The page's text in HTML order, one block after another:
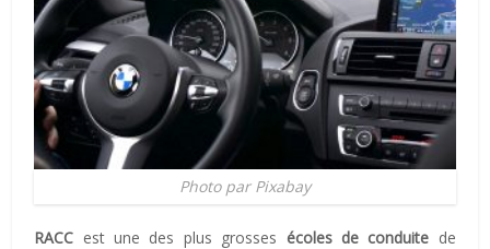
Photo par Pixabay
RACC est une des plus grosses écoles de conduite de